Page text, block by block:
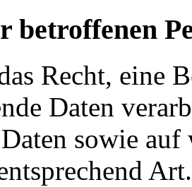
betroffenen
Recht, eine
Daten
sowie